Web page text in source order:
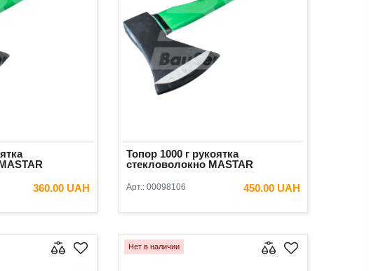
360.00 UAH
В КОРЗИНУ
Топор 1000 г рукоятка
стекловолокно MASTAR
Арт.: 00098106 450.00 UAH
В КОРЗИНУ
Нет в наличии